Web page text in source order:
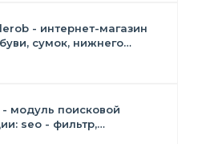
- интернет-магазин
сумок, нижнего
- модуль поисковой
seo - фильтр,